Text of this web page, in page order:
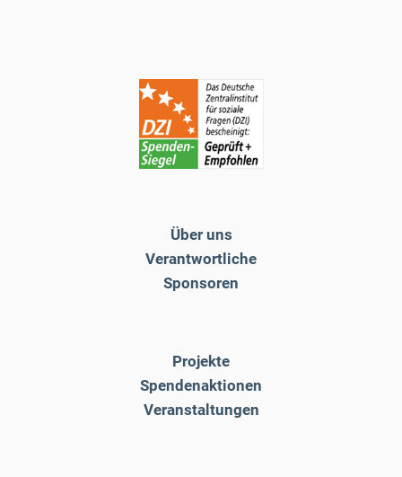
Über uns
Verantwortliche
Sponsoren
Projekte
Spendenaktionen
Veranstaltungen